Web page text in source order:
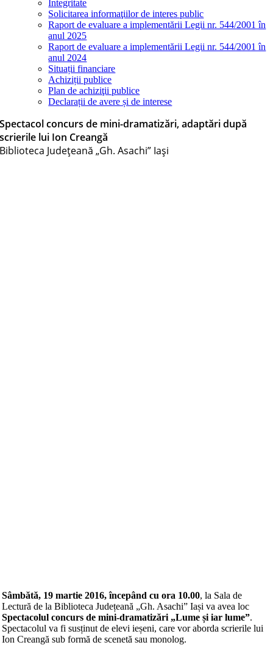
Integritate
Solicitarea informaţiilor de interes public
Raport de evaluare a implementării Legii nr. 544/2001 în
anul 2025
Raport de evaluare a implementării Legii nr. 544/2001 în
anul 2024
Situații financiare
Achiziții publice
Plan de achiziţii publice
Declarații de avere și de interese
Spectacol concurs de mini-dramatizări, adaptări după
scrierile lui Ion Creangă
Biblioteca Judeţeană „Gh. Asachi” Iaşi
Sâmbătă, 19 martie 2016, începând cu ora 10.00, la Sala de
Lectură de la Biblioteca Județeană „Gh. Asachi” Iași va avea loc
Spectacolul concurs de mini-dramatizări „Lume și iar lume”.
Spectacolul va fi susținut de elevi ieșeni, care vor aborda scrierile lui
Ion Creangă sub formă de scenetă sau monolog.